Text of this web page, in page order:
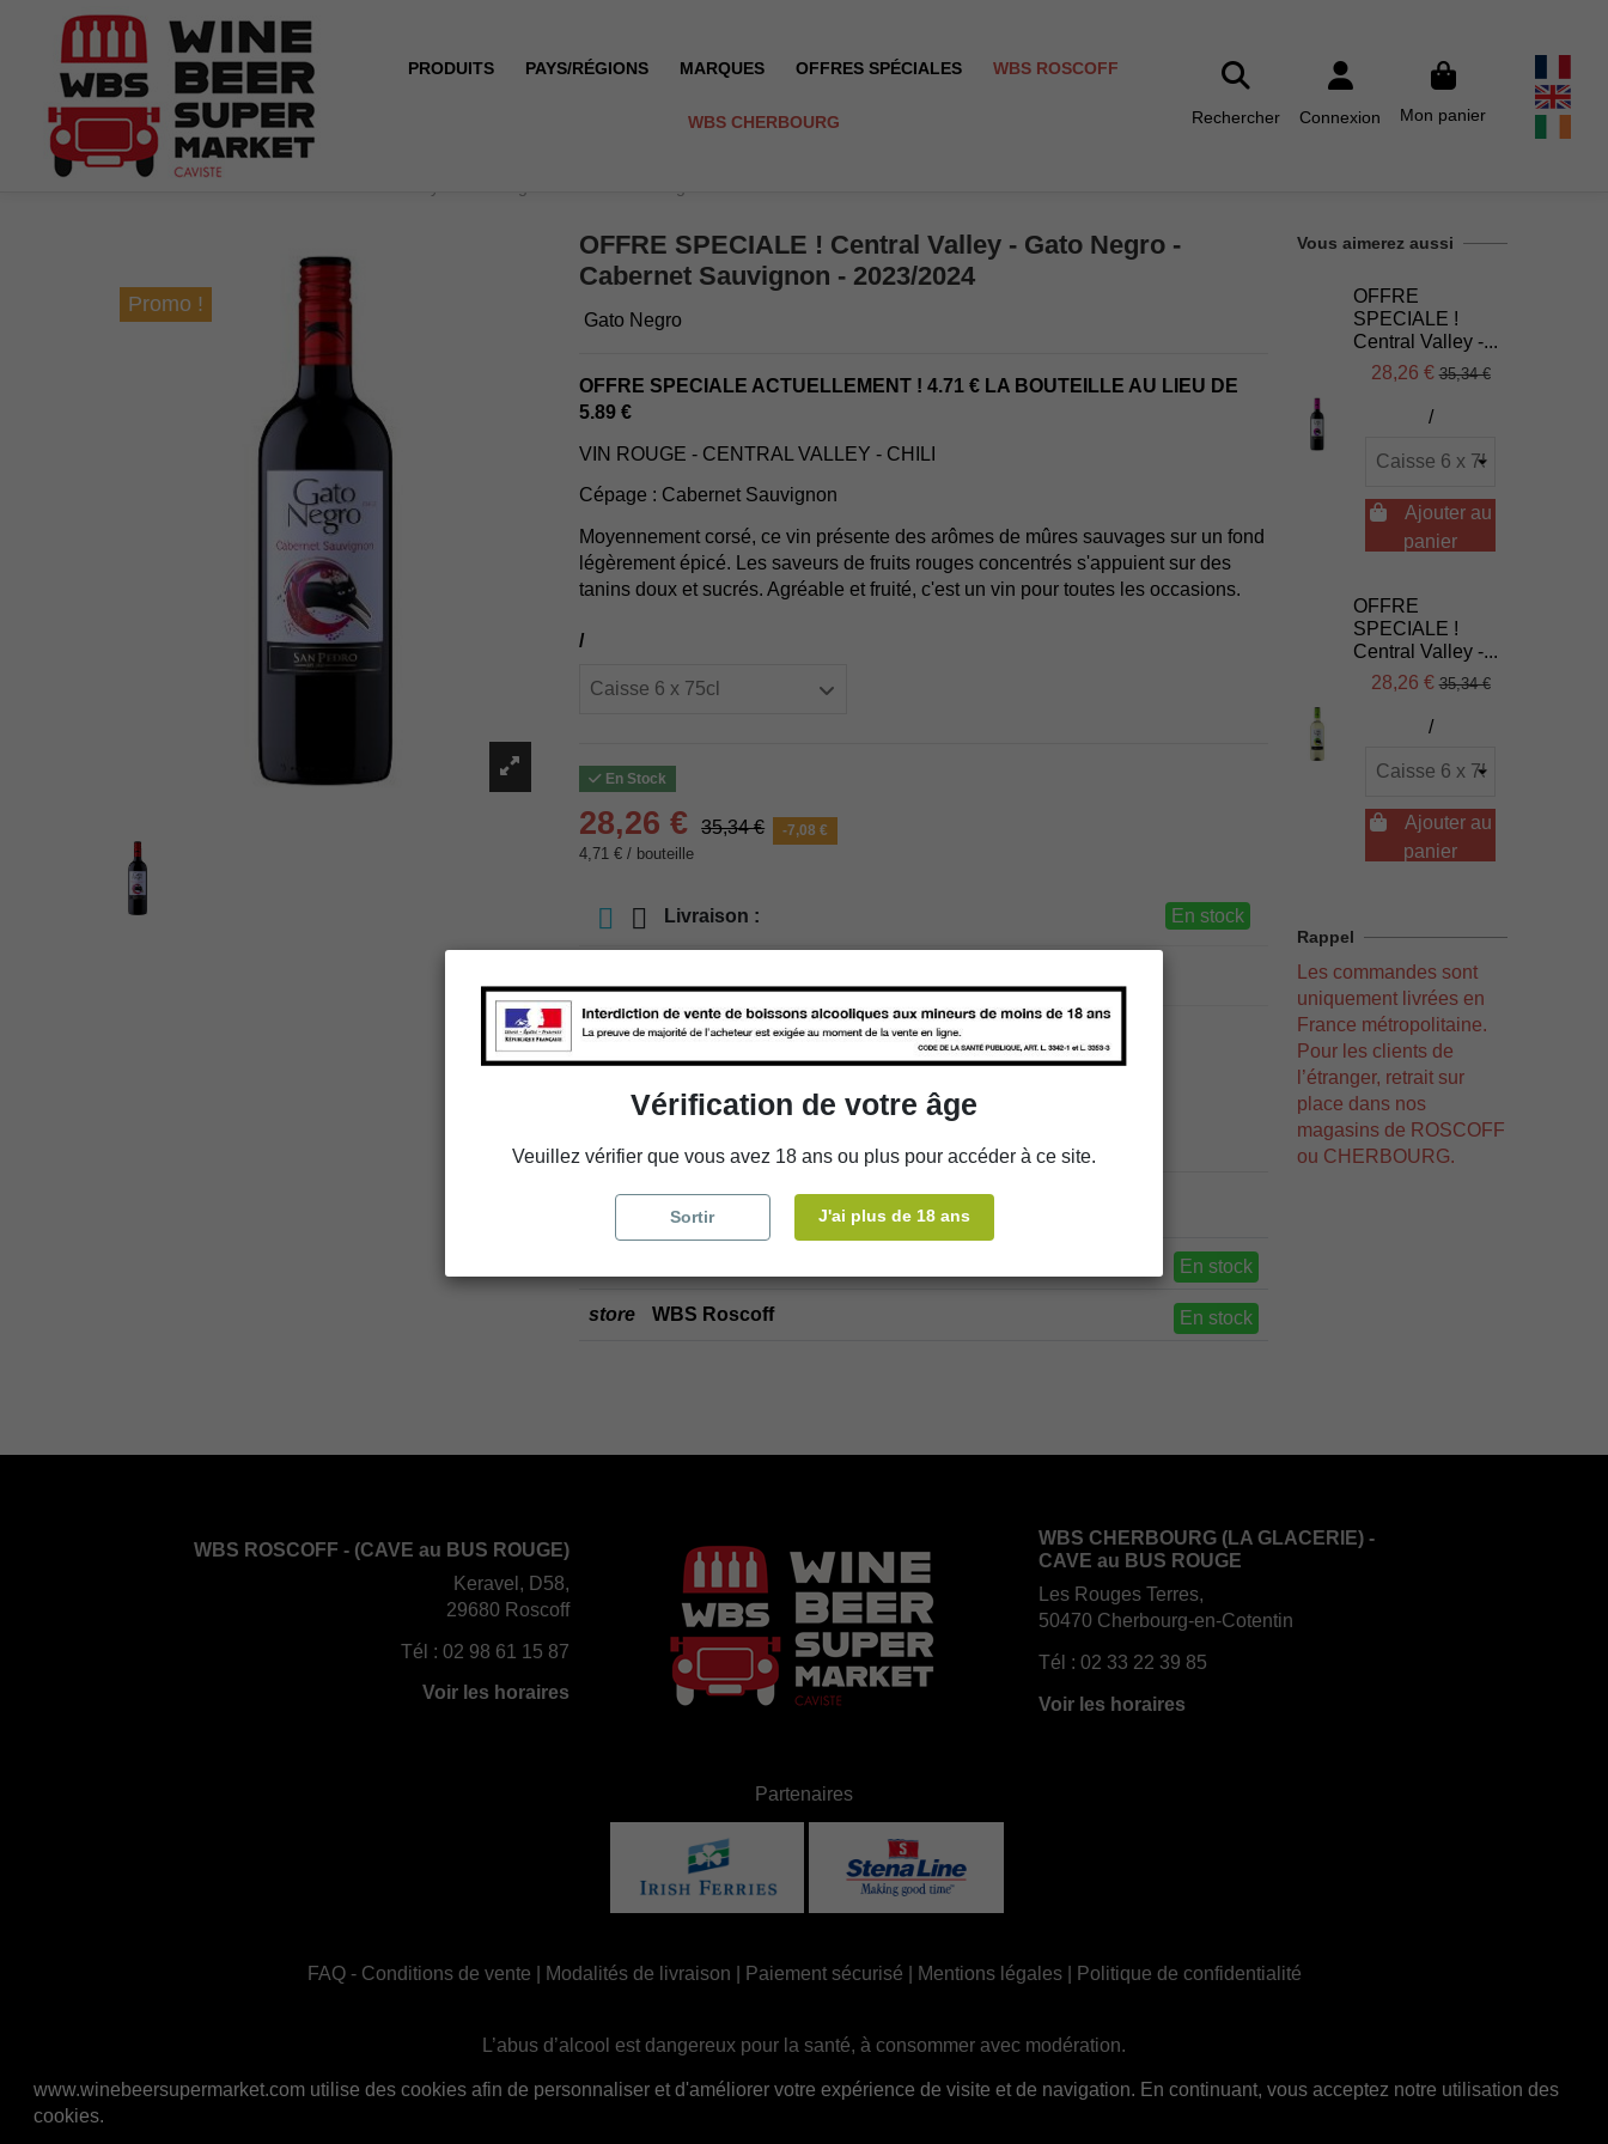
PRODUITS PAYS/RÉGIONS MARQUES OFFRES SPÉCIALES WBS ROSCOFF
WBS CHERBOURG Rechercher Connexion Mon panier
Promo !
OFFRE SPECIALE ! Central Valley - Gato Negro -
Cabernet Sauvignon - 2023/2024
Gato Negro
OFFRE SPECIALE ACTUELLEMENT ! 4.71 € LA BOUTEILLE AU LIEU DE
5.89 €
VIN ROUGE - CENTRAL VALLEY - CHILI
Cépage : Cabernet Sauvignon
Moyennement corsé, ce vin présente des arômes de mûres sauvages sur un fond
légèrement épicé. Les saveurs de fruits rouges concentrés s'appuient sur des
tanins doux et sucrés. Agréable et fruité, c'est un vin pour toutes les occasions.
/
En Stock
28,26 € 35,34 € -7,08 €
4,71 € / bouteille
Livraison : En stock
store Choisir un magasin
Ajouter au panier
Disponibilité en magasin
En stock
store WBS Roscoff En stock
Vous aimerez aussi
OFFRE
SPECIALE !
Central Valley -...
28,26 € 35,34 €
/
Ajouter au
panier
OFFRE
SPECIALE !
Central Valley -...
28,26 € 35,34 €
/
Ajouter au
panier
Rappel
Les commandes sont
uniquement livrées en
France métropolitaine.
Pour les clients de
l’étranger, retrait sur
place dans nos
magasins de ROSCOFF
ou CHERBOURG.
WBS ROSCOFF - (CAVE au BUS ROUGE)
Keravel, D58,
29680 Roscoff
Tél : 02 98 61 15 87
Voir les horaires
WBS CHERBOURG (LA GLACERIE) -
CAVE au BUS ROUGE
Les Rouges Terres,
50470 Cherbourg-en-Cotentin
Tél : 02 33 22 39 85
Voir les horaires
Partenaires
FAQ- Conditions de vente Modalités de livraison Paiement sécurisé Mentions légales| Politique de confidentialité
L’abus d’alcool est dangereux pour la santé, à consommer avec modération.
www.winebeersupermarket.com utilise des cookies afin de personnaliser et d'améliorer votre expérience de visite et de navigation. En continuant, vous acceptez notre utilisation des
cookies.
Vérification de votre âge
Veuillez vérifier que vous avez 18 ans ou plus pour accéder à ce site.
Sortir J'ai plus de 18 ans